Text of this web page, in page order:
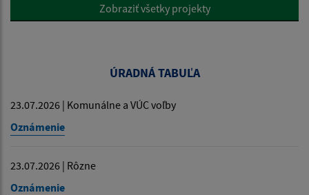
Zobraziť všetky projekty
ÚRADNÁ TABUĽA
23.07.2026 | Komunálne a VÚC voľby
Oznámenie
23.07.2026 | Rôzne
Oznámenie